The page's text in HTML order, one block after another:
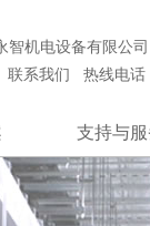
智机电设备有限公司
联系我们 热线电话
支持与服
技术支持
售后服